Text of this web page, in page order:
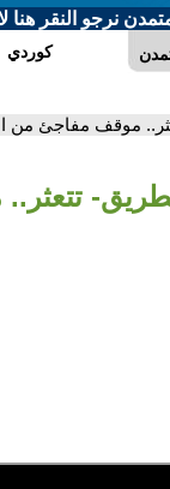
نرجو النقر هنا
كوردي
موقف مفاجئ من